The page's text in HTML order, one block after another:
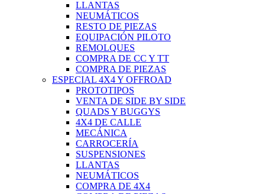
LLANTAS
NEUMÁTICOS
RESTO DE PIEZAS
EQUIPACIÓN PILOTO
REMOLQUES
COMPRA DE CC Y TT
COMPRA DE PIEZAS
ESPECIAL 4X4 Y OFFROAD
PROTOTIPOS
VENTA DE SIDE BY SIDE
QUADS Y BUGGYS
4X4 DE CALLE
MECÁNICA
CARROCERÍA
SUSPENSIONES
LLANTAS
NEUMÁTICOS
COMPRA DE 4X4